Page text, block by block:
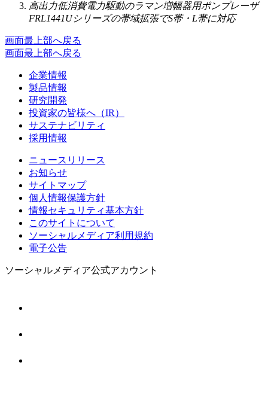
高出力低消費電力駆動のラマン増幅器用ポンプレーザ
FRL1441Uシリーズの帯域拡張でS帯・L帯に対応
画面最上部へ戻る
画面最上部へ戻る
企業情報
製品情報
研究開発
投資家の皆様へ（IR）
サステナビリティ
採用情報
ニュースリリース
お知らせ
サイトマップ
個人情報保護方針
情報セキュリティ基本方針
このサイトについて
ソーシャルメディア利用規約
電子公告
ソーシャルメディア公式アカウント